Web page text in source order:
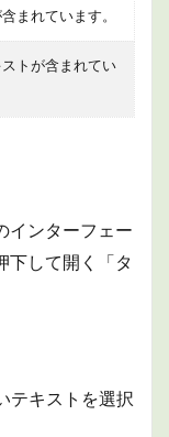
まれています。
トが含まれてい
インターフェー
下して開く「タ
テキストを選択